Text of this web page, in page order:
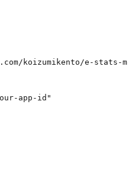
koizumikento/e-stats-
app-id"